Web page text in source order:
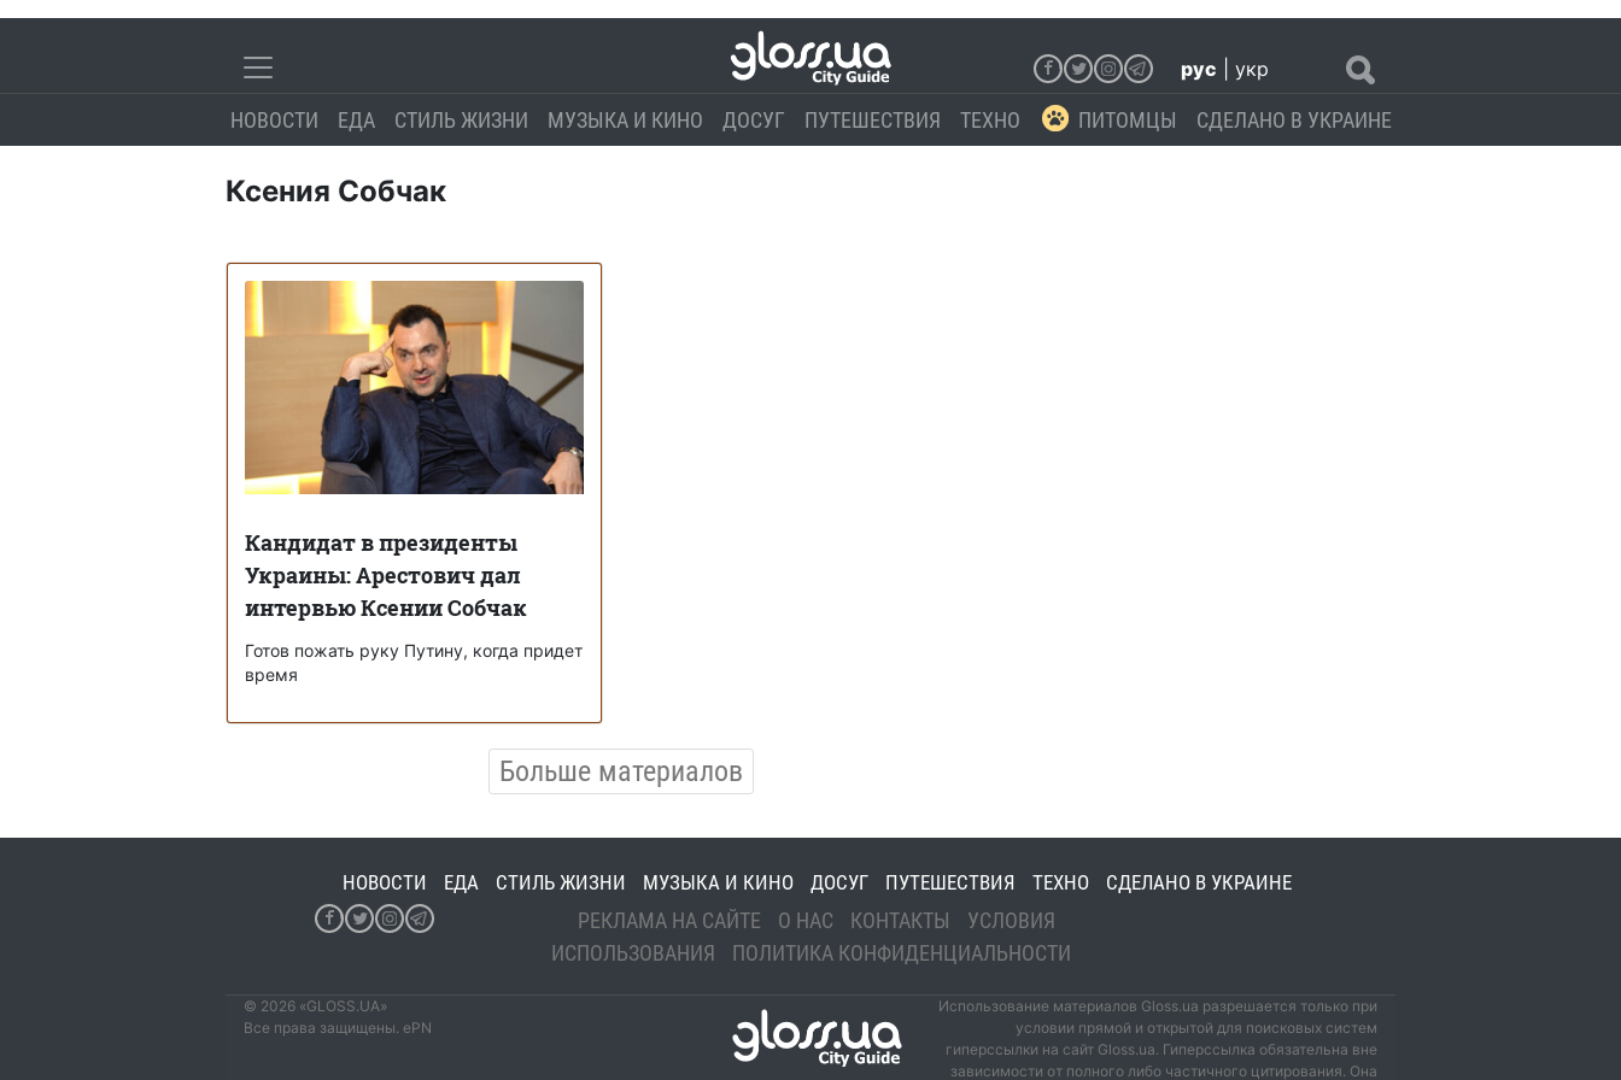
рус укр
НОВОСТИ ЕДА СТИЛЬ ЖИЗНИ МУЗЫКА И КИНО ДОСУГ ПУТЕШЕСТВИЯ ТЕХНО ПИТОМЦЫ СДЕЛАНО В УКРАИНЕ
Ксения Собчак
Кандидат в президенты
Украины: Арестович дал
интервью Ксении Собчак
Готов пожать руку Путину, когда придет
время
Больше материалов
НОВОСТИ ЕДА СТИЛЬ ЖИЗНИ МУЗЫКА И КИНО ДОСУГ ПУТЕШЕСТВИЯ ТЕХНО СДЕЛАНО В УКРАИНЕ
РЕКЛАМА НА САЙТЕ О НАС КОНТАКТЫ
УСЛОВИЯ
ИСПОЛЬЗОВАНИЯ
ПОЛИТИКА КОНФИДЕНЦИАЛЬНОСТИ
© 2026 «GLOSS.UA»
Все права защищены. ePN
Использование материалов Gloss.ua разрешается только при
условии прямой и открытой для поисковых систем
гиперссылки на сайт Gloss.ua. Гиперссылка обязательна вне
зависимости от полного либо частичного цитирования. Она